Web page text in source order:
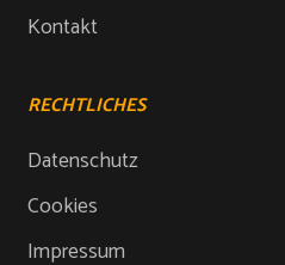
Kontakt
RECHTLICHES
Datenschutz
Cookies
Impressum